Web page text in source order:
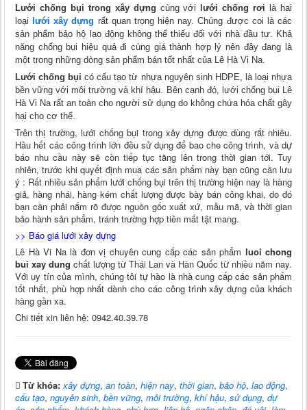
Lưới chống bụi trong xây dựng cùng với lưới chống rơi là hai
loại lưới xây dựng rất quan trọng hiện nay. Chúng được coi là các
sản phẩm bảo hộ lao động không thể thiếu đối với nhà đầu tư. Khả
năng chống bụi hiệu quả đi cùng giá thành hợp lý nên đây đang là
một trong những dòng sản phẩm bán tốt nhất của Lê Hà Vi Na.
Lưới chống bụicó cấu tạo từ nhựa nguyên sinh HDPE, là loại nhựa
bền vững với môi trường và khí hậu. Bên cạnh đó, lưới chống bụi Lê
Hà Vi Na rất an toàn cho người sử dụng do không chứa hóa chất gây
hại cho cơ thể.
Trên thị trường, lưới chống bụi trong xây dựng được dùng rất nhiều.
Hầu hết các công trình lớn đều sử dụng để bao che công trình, và dự
báo nhu cầu này sẽ còn tiếp tục tăng lên trong thời gian tới. Tuy
nhiên, trước khi quyết định mua các sản phẩm này bạn cũng cần lưu
ý : Rất nhiều sản phẩm lưới chống bụi trên thị trường hiện nay là hàng
giả, hàng nhái, hàng kém chất lượng được bày bán công khai, do đó
bạn cần phải nắm rõ được nguồn gốc xuất xứ, mẫu mã, và thời gian
bảo hành sản phẩm, tránh trường hợp tiền mất tật mang.
>> Báo giá lưới xây dựng
Lê Hà Vi Na là đơn vị chuyên cung cấp các sản phẩm luoi chong
bui xay dung chất lượng từ Thái Lan và Hàn Quốc từ nhiều năm nay.
Với uy tín của mình, chúng tôi tự hào là nhà cung cấp các sản phẩm
tốt nhất, phù hợp nhất dành cho các công trình xây dựng của khách
hàng gần xa.
Chi tiết xin liên hệ: 0942.40.39.78
Từ khóa: xây dựng, an toàn, hiện nay, thời gian, bảo hộ, lao động,
cấu tạo, nguyên sinh, bền vững, môi trường, khí hậu, sử dụng, dự